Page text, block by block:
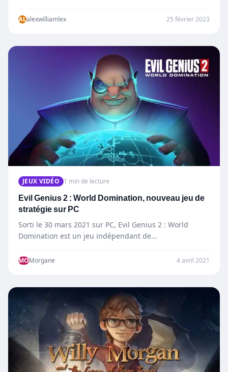
ALalexwilliamlex 25 février 2023
JEUX VIDÉO 1 min de lecture
Evil Genius 2 : World Domination, nouveau jeu de
stratégie sur PC
Sorti le 30 mars 2021 sur PC, Evil Genius 2 : World
Domination est un jeu indépendant de…
MOMorgane 4 avril 2021